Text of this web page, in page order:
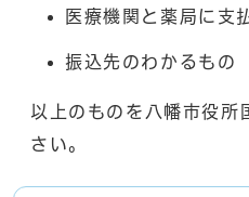
医療機関と薬局に支
振込先のわかるもの
以上のものを八幡市役所
さい。